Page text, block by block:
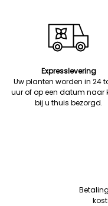
Expresslevering
Uw planten worden in 24
uur of op een datum naar
bij u thuis bezorgd.